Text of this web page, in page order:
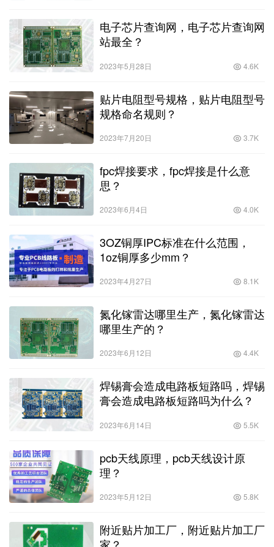
电子芯片查询网，电子芯片查询网
站最全？
2023年5月28日 4.6K
贴片电阻型号规格，贴片电阻型号
规格命名规则？
2023年7月20日 3.7K
fpc焊接要求，fpc焊接是什么意
思？
2023年6月4日 4.0K
3OZ铜厚IPC标准在什么范围，
1oz铜厚多少mm？
2023年4月27日 8.1K
氮化镓雷达哪里生产，氮化镓雷达
哪里生产的？
2023年6月12日 4.4K
焊锡膏会造成电路板短路吗，焊锡
膏会造成电路板短路吗为什么？
2023年6月14日 5.5K
pcb天线原理，pcb天线设计原
理？
2023年5月12日 5.8K
附近贴片加工厂，附近贴片加工厂